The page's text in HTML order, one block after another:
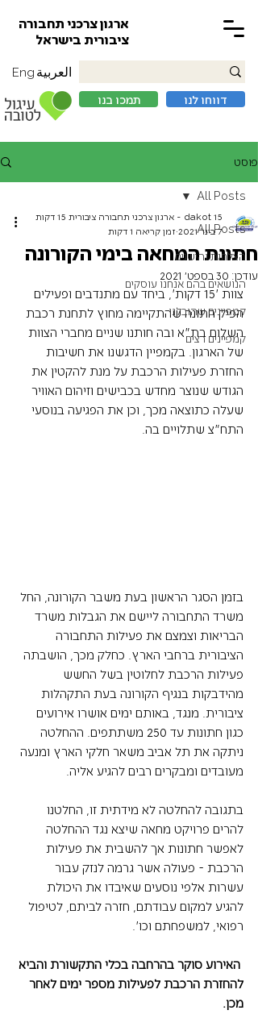
ארגון צרכני תחבורה
ציבורית בישראל
תמכו בנו דווחו לנו
العربية Eng
פוסט
All Posts
הצלחות והישגים
הנושאים בהם אנחנו עוסקים
קמפיינים שהובלנו
קמפיינים רצים
All Posts
חתונת המחאה בימי הקורונה
15 dakot - ארגון צרכני תחבורה ציבורית 15 דקות
7 בינו׳ 2021
זמן קריאה 1 דקות
עודכן: 30 בספט׳ 2021
צוות '15 דקות', ביחד עם מתנדבים ופעילים
הפיק חתונה שהתקיימה מחוץ לתחנת רכבת
השלום בת"א ובה חותנו שניים מחברי הצוות
של הארגון. בקמפיין הדגשנו את חשיבות
החזרת פעילות הרכבת על מנת להקטין את
הגודש שנוצר מחדש בכבישים וזיהום האוויר
שעלה כתוצאה מכך, וכן את הפגיעה בנוסעי
התח״צ שתלויים בה.
בזמן הסגר הראשון בעת משבר הקורונה, החל
משרד התחבורה ליישם את הגבלות משרד
הבריאות וצמצם את פעילות התחבורה
הציבורית ברחבי הארץ. כחלק מכך, הושבתה
פעילות הרכבת לחלוטין בשל החשש
מהידבקות בנגיף הקורונה בעת התקהלות
ציבורית. מנגד, באותם ימים אושרו אירועים
כגון חתונות עד 250 משתתפים. ההחלטה
ניתקה את תל אביב משאר חלקי הארץ ומנעה
מעובדים ומבקרים רבים להגיע אליה.
בתגובה להחלטה לא מידתית זו, החלטנו
להרים פרויקט מחאה שיצא נגד ההחלטה
לאפשר חתונות אך להשבית את פעילות
הרכבת - פעולה אשר גרמה לנזק עבור
עשרות אלפי נוסעים שאיבדו את היכולת
להגיע למקום עבודתם, חזרה לביתם, לטיפול
רפואי, למשפחתם וכו'.
האירוע סוקר בהרחבה בכלי התקשורת והביא
להחזרת הרכבת לפעילות מספר ימים לאחר
מכן.